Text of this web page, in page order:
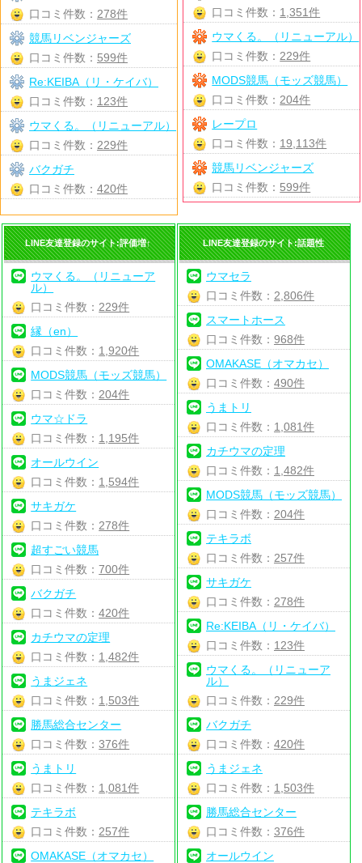
口コミ件数： 1,351件
ウマくる。（リニューアル）
口コミ件数： 229件
MODS競馬（モッズ競馬）
口コミ件数： 204件
レープロ
口コミ件数： 19,113件
競馬リベンジャーズ
口コミ件数： 599件
口コミ件数： 278件
競馬リベンジャーズ
口コミ件数： 599件
Re:KEIBA（リ・ケイバ）
口コミ件数： 123件
ウマくる。（リニューアル）
口コミ件数： 229件
バクガチ
口コミ件数： 420件
LINE友達登録のサイト:評価増↑
ウマくる。（リニューア
ル）
口コミ件数： 229件
縁（en）
口コミ件数： 1,920件
MODS競馬（モッズ競馬）
口コミ件数： 204件
ウマ☆ドラ
口コミ件数： 1,195件
オールウイン
口コミ件数： 1,594件
サキガケ
口コミ件数： 278件
超すごい競馬
口コミ件数：700件
バクガチ
口コミ件数：420件
カチウマの定理
口コミ件数： 1,482件
うまジェネ
口コミ件数： 1,503件
勝馬総合センター
口コミ件数：376件
うまトリ
口コミ件数： 1,081件
テキラボ
口コミ件数： 257件
OMAKASE（オマカセ）
LINE友達登録のサイト:話題性
ウマセラ
口コミ件数： 2,806件
スマートホース
口コミ件数： 968件
OMAKASE（オマカセ）
口コミ件数： 490件
うまトリ
口コミ件数： 1,081件
カチウマの定理
口コミ件数： 1,482件
MODS競馬（モッズ競馬）
口コミ件数： 204件
テキラボ
口コミ件数： 257件
サキガケ
口コミ件数： 278件
Re:KEIBA（リ・ケイバ）
口コミ件数： 123件
ウマくる。（リニューア
ル）
口コミ件数： 229件
バクガチ
口コミ件数： 420件
うまジェネ
口コミ件数： 1,503件
勝馬総合センター
口コミ件数： 376件
オールウイン